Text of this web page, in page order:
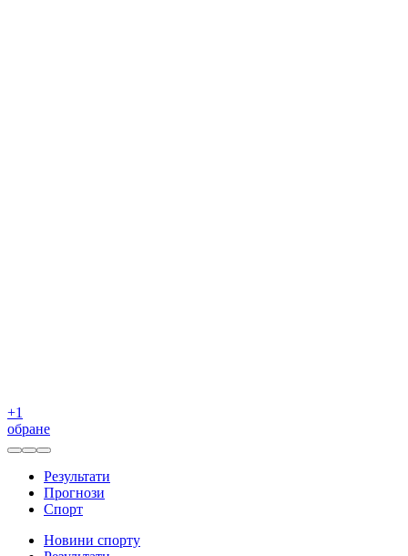
+1
обране
Результати
Прогнози
Спорт
Новини спорту